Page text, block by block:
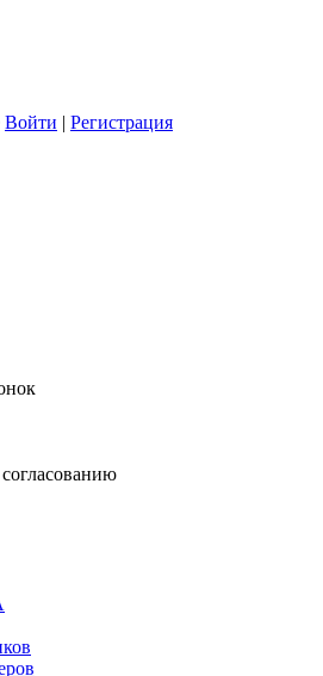
Войти | Регистрация